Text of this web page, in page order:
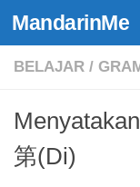
Skip to
MandarinMe
BELAJAR /
第(Di)